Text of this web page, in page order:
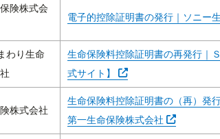
険株式会
電子的控除証明書の発行｜ソニー
わり生命
生命保険料控除証明書の再発行｜
式サイト】
Abra em outra guia
株式会社
生命保険料控除証明書の（再）発
第一生命保険株式会社
Abra em